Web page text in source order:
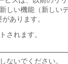
い機能（新しい
あります。
されます。
ないでください。